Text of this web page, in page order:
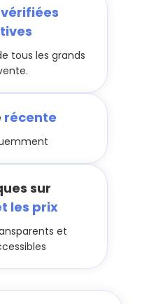
vérifiées
tous les grands
récente
sur
les prix
et